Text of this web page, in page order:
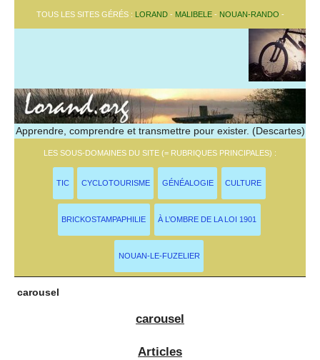
TOUS LES SITES GÉRÉS : LORAND- MALIBELE- NOUAN-RANDO -
Apprendre, comprendre et transmettre pour exister. (Descartes)
LES SOUS-DOMAINES DU SITE (= RUBRIQUES PRINCIPALES) :
TIC CYCLOTOURISME GÉNÉALOGIE CULTURE
BRICKOSTAMPAPHILIE À L’OMBRE DE LA LOI 1901
NOUAN-LE-FUZELIER
carousel
carousel
Articles